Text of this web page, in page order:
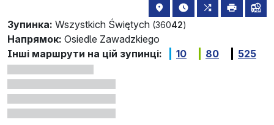
Зупинка: Wszystkich Świętych (36042)
розташування зупинки на
найближчі
всі
Напрямок: Osiedle Zawadzkiego
Інші маршрути на цій зупинці:
10 80 525